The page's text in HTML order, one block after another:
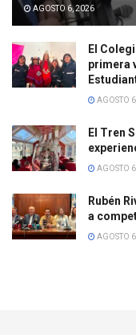
AGOSTO 6, 2026
El
primera
AGOSTO
El Tren
AGOSTO
Rubén
a
AGOSTO